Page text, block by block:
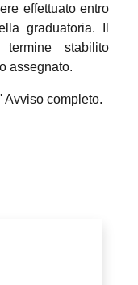
effettuato entro
graduatoria. Il
stabilito
assegnato.
Avviso completo.